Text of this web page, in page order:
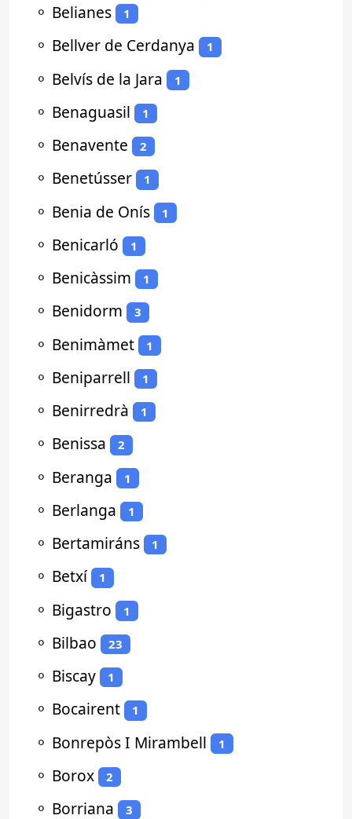
⚬ Belianes 1
⚬ Bellver de Cerdanya 1
⚬ Belvís de la Jara 1
⚬ Benaguasil 1
⚬ Benavente 2
⚬ Benetússer 1
⚬ Benia de Onís 1
⚬ Benicarló 1
⚬ Benicàssim 1
⚬ Benidorm 3
⚬ Benimàmet 1
⚬ Beniparrell 1
⚬ Benirredrà 1
⚬ Benissa 2
⚬ Beranga 1
⚬ Berlanga 1
⚬ Bertamiráns 1
⚬ Betxí 1
⚬ Bigastro 1
⚬ Bilbao 23
⚬ Biscay 1
⚬ Bocairent 1
⚬ Bonrepòs I Mirambell 1
⚬ Borox 2
⚬ Borriana 3